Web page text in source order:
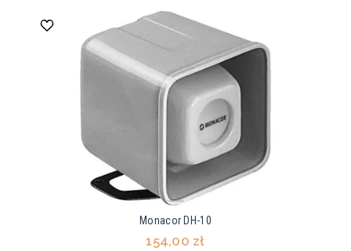
Monacor DH-10
154,00 zł